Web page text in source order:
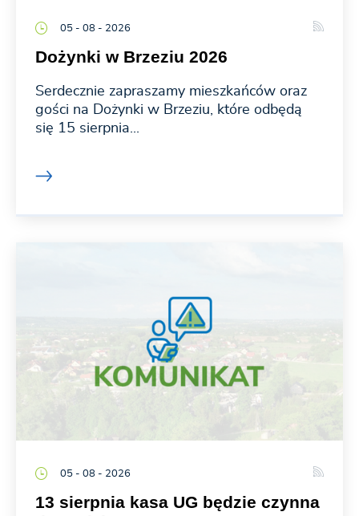
05 - 08 - 2026
Dożynki w Brzeziu 2026
Serdecznie zapraszamy mieszkańców oraz
gości na Dożynki w Brzeziu, które odbędą
się 15 sierpnia...
05 - 08 - 2026
13 sierpnia kasa UG będzie czynna